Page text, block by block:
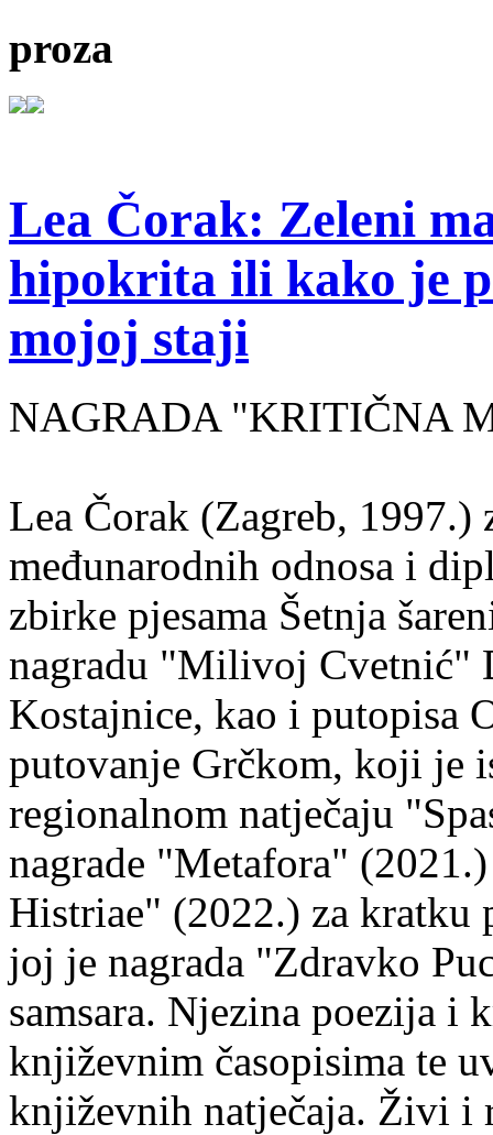
proza
Lea Čorak: Zeleni
hipokrita ili kako je
mojoj staji
NAGRADA "KRITIČNA
Lea Čorak (Zagreb,
međunarodnih odnosa i
zbirke pjesama Šetnja
nagradu "Milivoj Cvetnić"
Kostajnice, kao i putopisa
putovanje Grčkom, koji je
regionalnom natječaju
nagrade "Metafora"
Histriae" (2022.) za kratku
joj je nagrada "Zdravko
samsara. Njezina poezija i
književnim časopisima te
književnih natječaja. Živi i